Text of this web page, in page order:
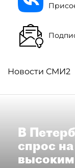
Новости СМИ2
В
спрос